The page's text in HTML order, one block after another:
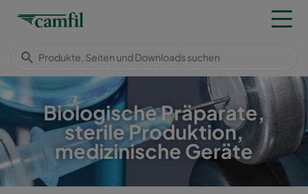
Biologische Präparate,
sterile Produktion,
medizinische Geräte